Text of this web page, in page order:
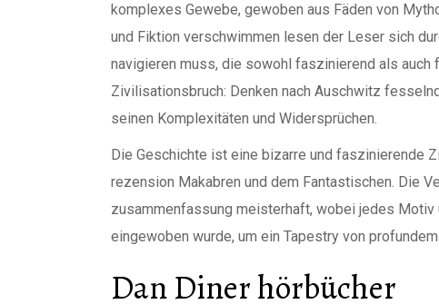
komplexes Gewebe, gewoben aus Fäden von
und Fiktion verschwimmen lesen der Leser sich
navigieren muss, die sowohl faszinierend als
Zivilisationsbruch: Denken nach Auschwitz
seinen Komplexitäten und Widersprüchen.
Die Geschichte ist eine bizarre und faszinierende
rezension Makabren und dem Fantastischen. Die
zusammenfassung meisterhaft, wobei jedes
eingewoben wurde, um ein Tapestry von
Dan Diner hörbücher